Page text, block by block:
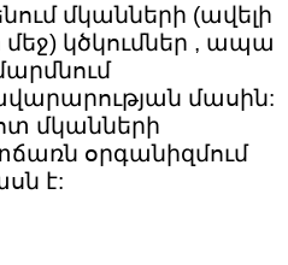
մկանների (ավելի
կծկումներ , ապա
մասին:
մկանների
օրգանիզմում
է: